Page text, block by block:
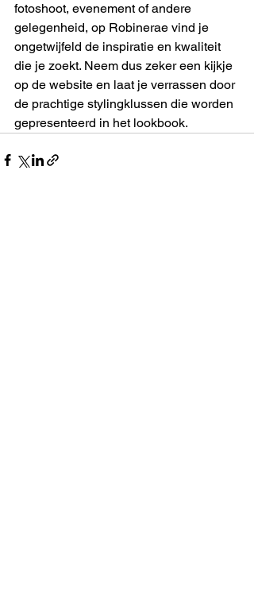
fotoshoot, evenement of andere
gelegenheid, op Robinerae vind je
ongetwijfeld de inspiratie en kwaliteit
die je zoekt. Neem dus zeker een kijkje
op de website en laat je verrassen door
de prachtige stylingklussen die worden
gepresenteerd in het lookbook.